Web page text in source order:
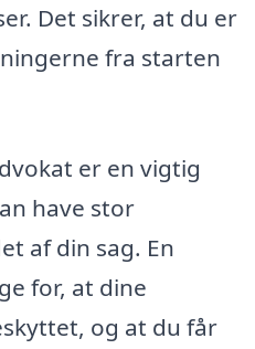
Det sikrer, at du er
fra starten
er en vigtig
have stor
af din sag. En
for, at dine
og at du får